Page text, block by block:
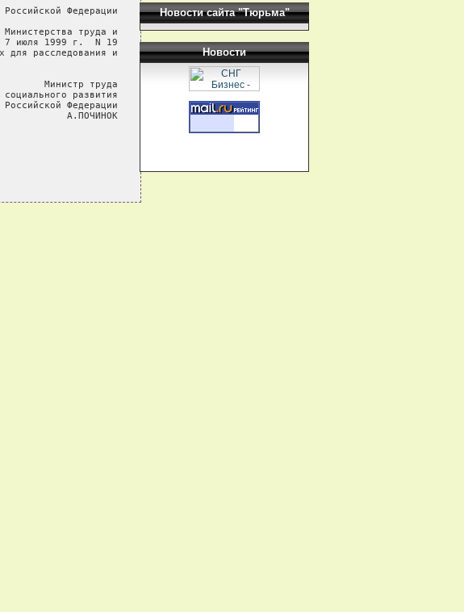
Российской Федерации
Министерства труда и
7 июля 1999 г.  N 19
для расследования и
Министр труда
социального развития
Российской Федерации
А.ПОЧИНОК
Новости сайта "Тюрьма"
Новости